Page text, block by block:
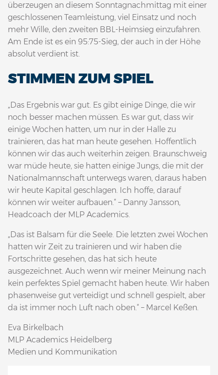
überzeugen an diesem Sonntagnachmittag mit einer
geschlossenen Teamleistung, viel Einsatz und noch
mehr Wille, den zweiten BBL-Heimsieg einzufahren.
Am Ende ist es ein 95:75-Sieg, der auch in der Höhe
absolut verdient ist.
STIMMEN ZUM SPIEL
„Das Ergebnis war gut. Es gibt einige Dinge, die wir
noch besser machen müssen. Es war gut, dass wir
einige Wochen hatten, um nur in der Halle zu
trainieren, das hat man heute gesehen. Hoffentlich
können wir das auch weiterhin zeigen. Braunschweig
war müde heute, sie hatten einige Jungs, die mit der
Nationalmannschaft unterwegs waren, daraus haben
wir heute Kapital geschlagen. Ich hoffe, darauf
können wir weiter aufbauen.“ – Danny Jansson,
Headcoach der MLP Academics.
„Das ist Balsam für die Seele. Die letzten zwei Wochen
hatten wir Zeit zu trainieren und wir haben die
Fortschritte gesehen, das hat sich heute
ausgezeichnet. Auch wenn wir meiner Meinung nach
kein perfektes Spiel gemacht haben heute. Wir haben
phasenweise gut verteidigt und schnell gespielt, aber
da ist immer noch Luft nach oben.“ – Marcel Keßen.
Eva Birkelbach
MLP Academics Heidelberg
Medien und Kommunikation